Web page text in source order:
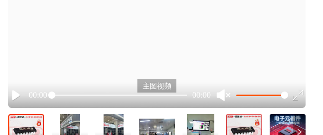
Play
00:00 00:00
主图视频